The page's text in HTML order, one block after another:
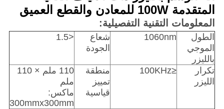
المتقدمة 100W للمعادن والقطع العميق
المعلومات التقنية التفصيلية:
الطول
الموجي
بالليزر
1060nm
شعاع
الجودة
<1.5
تكرار
الليزر
≤100KHz
منطقة
تمييز
قياسية
110 ملم × 110
ملم
ماكس:
300mmx300mm